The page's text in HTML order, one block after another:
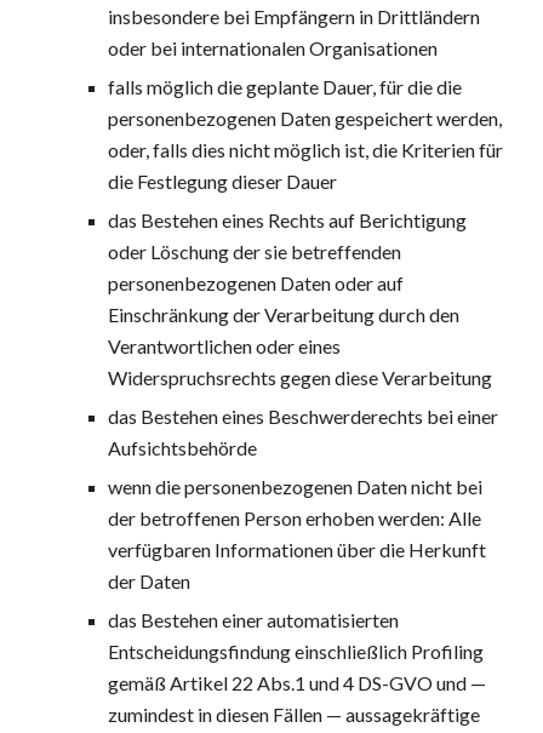
insbesondere bei Empfängern in Drittländern
oder bei internationalen Organisationen
falls möglich die geplante Dauer, für die die
personenbezogenen Daten gespeichert werden,
oder, falls dies nicht möglich ist, die Kriterien für
die Festlegung dieser Dauer
das Bestehen eines Rechts auf Berichtigung
oder Löschung der sie betreffenden
personenbezogenen Daten oder auf
Einschränkung der Verarbeitung durch den
Verantwortlichen oder eines
Widerspruchsrechts gegen diese Verarbeitung
das Bestehen eines Beschwerderechts bei einer
Aufsichtsbehörde
wenn die personenbezogenen Daten nicht bei
der betroffenen Person erhoben werden: Alle
verfügbaren Informationen über die Herkunft
der Daten
das Bestehen einer automatisierten
Entscheidungsfindung einschließlich Profiling
gemäß Artikel 22 Abs.1 und 4 DS-GVO und —
zumindest in diesen Fällen — aussagekräftige